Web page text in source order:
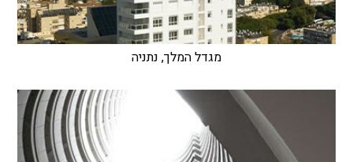
מגדל המלך, נתניה